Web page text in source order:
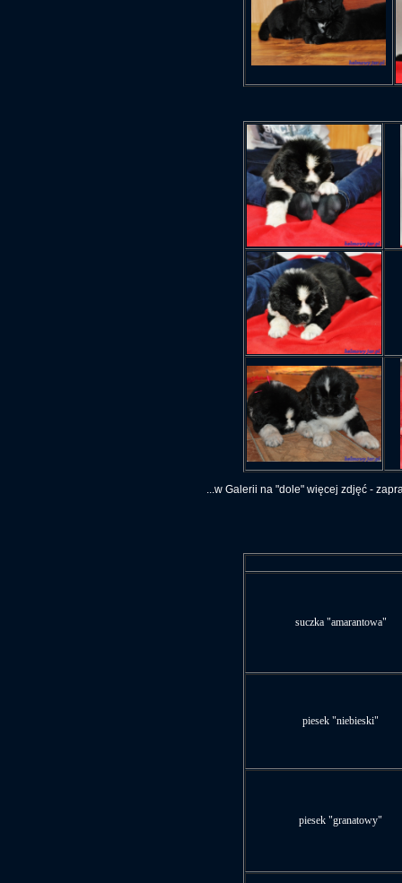
...w Galerii na "dole" więcej zdjęć -
suczka "amarantowa"
piesek "niebieski"
piesek "granatowy"